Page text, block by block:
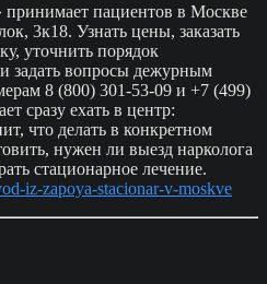
пациентов в Москве
3к18. Узнать цены, заказать
уточнить порядок
задать вопросы дежурным
8 (800) 301-53-09 и +7 (499)
сразу ехать в центр:
что делать в конкретном
нужен ли выезд нарколога
стационарное лечение.
iz-zapoya-stacionar-v-moskve